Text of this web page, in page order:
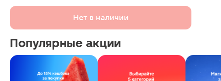
Нет в наличии
Популярные акции